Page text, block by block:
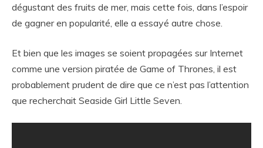
dégustant des fruits de mer, mais cette fois, dans l’espoir
de gagner en popularité, elle a essayé autre chose.
Et bien que les images se soient propagées sur Internet
comme une version piratée de Game of Thrones, il est
probablement prudent de dire que ce n’est pas l’attention
que recherchait Seaside Girl Little Seven.